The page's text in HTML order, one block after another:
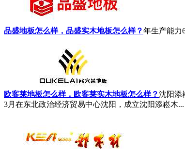
品盛地板怎么样，品盛实木地板怎么样？年生产能力
欧客莱地板怎么样，欧客莱实木地板怎么样？沈阳添
3月在东北政治经济贸易中心沈阳，成立沈阳添崧木...